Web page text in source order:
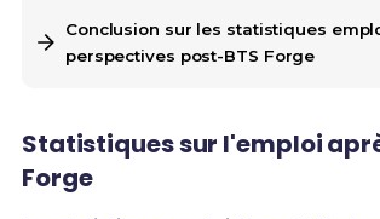
Conclusion sur les statistiques
perspectives post-BTS Forge
Statistiques sur l'emploi
Forge